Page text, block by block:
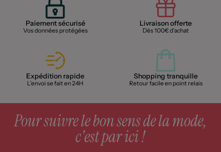
Paiement sécurisé
Vos données protégées
Livraison offerte
Dès 100€ d'achat
Expédition rapide
L'envoi se fait en 24H
Shopping tranquille
Retour facile en point relais
Pour suivre le bon sens de la mode,
c'est par ici !